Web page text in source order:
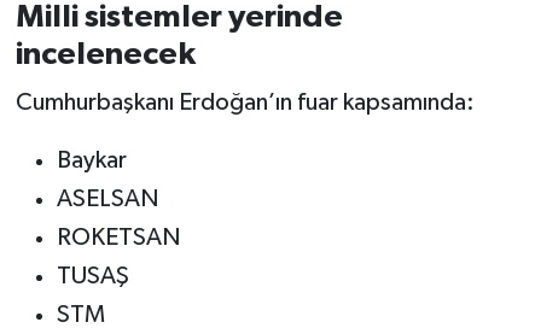
Milli sistemler yerinde
incelenecek
Cumhurbaşkanı Erdoğan’ın fuar kapsamında:
Baykar
ASELSAN
ROKETSAN
TUSAŞ
STM